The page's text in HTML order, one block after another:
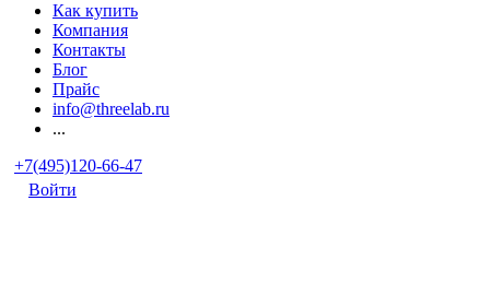
Как купить
Компания
Контакты
Блог
Прайс
info@threelab.ru
...
+7(495)120-66-47
Войти